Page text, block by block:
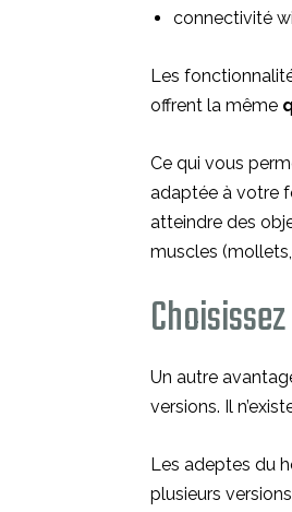
connectivité
Les
offrent la même
Ce qui vous
adaptée à votre
atteindre des
muscles
Un autre
versions. Il
Les adeptes du
plusieurs